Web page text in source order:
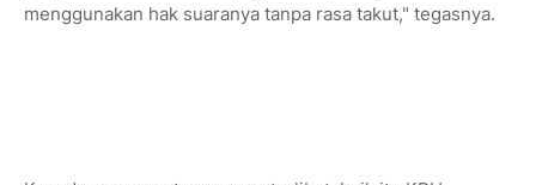
menggunakan hak suaranya tanpa rasa takut," tegasnya.